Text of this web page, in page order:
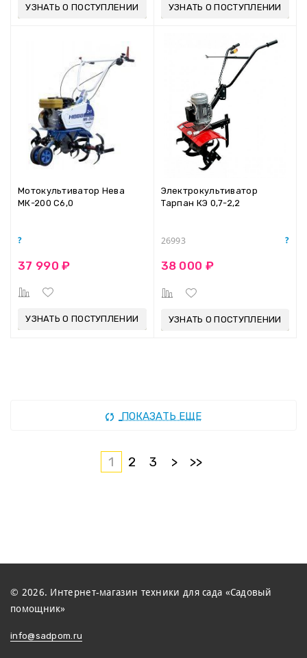
УЗНАТЬ О ПОСТУПЛЕНИИ УЗНАТЬ О ПОСТУПЛЕНИИ
Мотокультиватор Нева
МК-200 С6,0
37 990 ₽
УЗНАТЬ О ПОСТУПЛЕНИИ
Электрокультиватор
Тарпан КЭ 0,7-2,2
26993
38 000 ₽
УЗНАТЬ О ПОСТУПЛЕНИИ
ПОКАЗАТЬ ЕЩЕ
1 2 3 > >>
© 2026. Интернет-магазин техники для сада «Садовый
помощник»
info@sadpom.ru